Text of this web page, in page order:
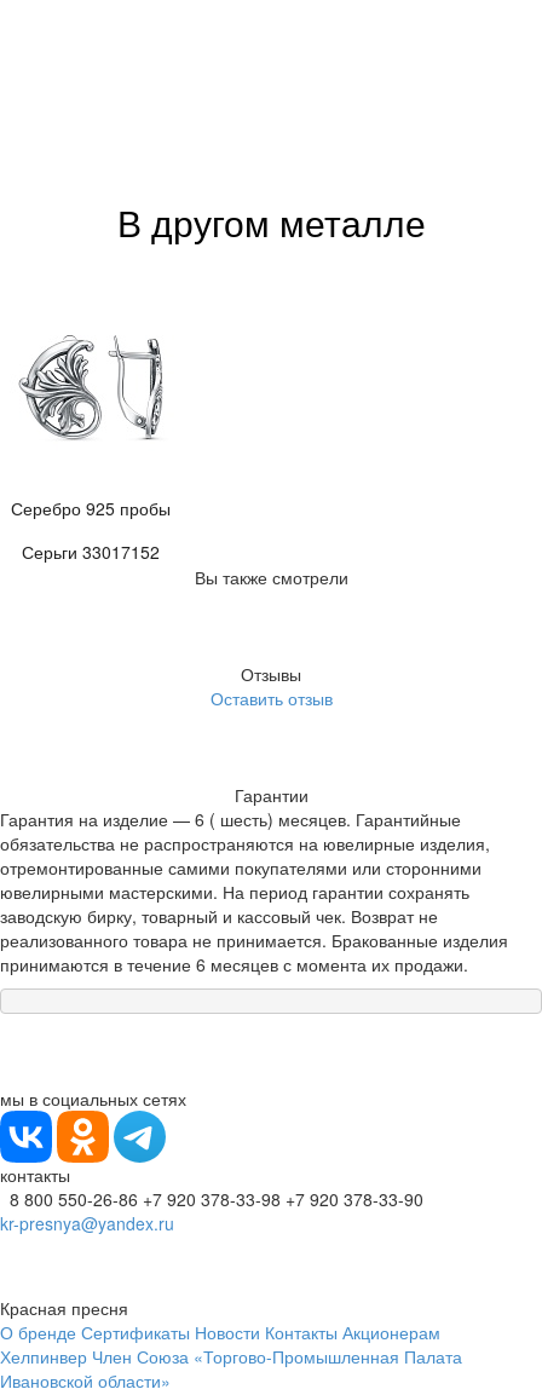
В другом металле
Серебро 925 пробы
Серьги 33017152
Вы также смотрели
Отзывы
Оставить отзыв
Гарантии
Гарантия на изделие — 6 ( шесть) месяцев. Гарантийные
обязательства не распространяются на ювелирные изделия,
отремонтированные самими покупателями или сторонними
ювелирными мастерскими. На период гарантии сохранять
заводскую бирку, товарный и кассовый чек. Возврат не
реализованного товара не принимается. Бракованные изделия
принимаются в течение 6 месяцев с момента их продажи.
мы в социальных сетях
контакты
8 800 550-26-86 +7 920 378-33-98 +7 920 378-33-90
kr-presnya@yandex.ru
Красная пресня
О бренде Сертификаты Новости Контакты Акционерам
Хелпинвер Член Союза «Торгово-Промышленная Палата
Ивановской области»